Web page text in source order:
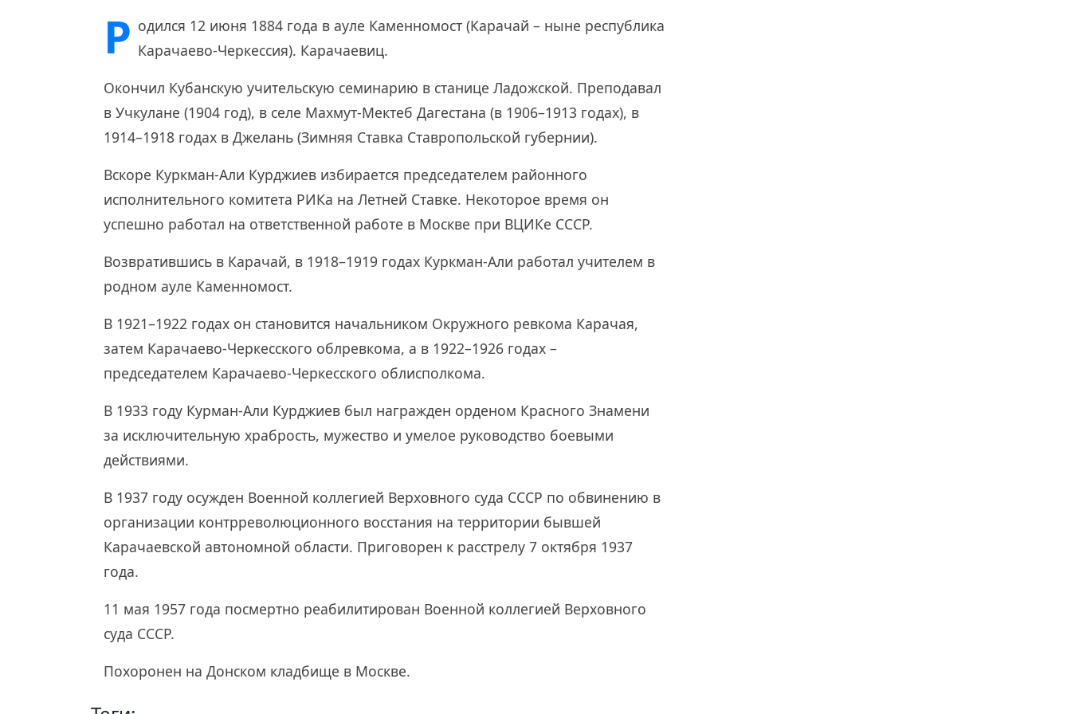
Р одился 12 июня 1884 года в ауле Каменномост (Карачай – ныне республика
Карачаево-Черкессия). Карачаевиц.
Окончил Кубанскую учительскую семинарию в станице Ладожской. Преподавал
в Учкулане (1904 год), в селе Махмут-Мектеб Дагестана (в 1906–1913 годах), в
1914–1918 годах в Джелань (Зимняя Ставка Ставропольской губернии).
Вскоре Куркман-Али Курджиев избирается председателем районного
исполнительного комитета РИКа на Летней Ставке. Некоторое время он
успешно работал на ответственной работе в Москве при ВЦИКе СССР.
Возвратившись в Карачай, в 1918–1919 годах Куркман-Али работал учителем в
родном ауле Каменномост.
В 1921–1922 годах он становится начальником Окружного ревкома Карачая,
затем Карачаево-Черкесского облревкома, а в 1922–1926 годах –
председателем Карачаево-Черкесского облисполкома.
В 1933 году Курман-Али Курджиев был награжден орденом Красного Знамени
за исключительную храбрость, мужество и умелое руководство боевыми
действиями.
В 1937 году осужден Военной коллегией Верховного cуда СССР по обвинению в
организации контрреволюционного восстания на территории бывшей
Карачаевской автономной области. Приговорен к расстрелу 7 октября 1937
года.
11 мая 1957 года посмертно реабилитирован Военной коллегией Верховного
суда СССР.
Похоронен на Донском кладбище в Москве.